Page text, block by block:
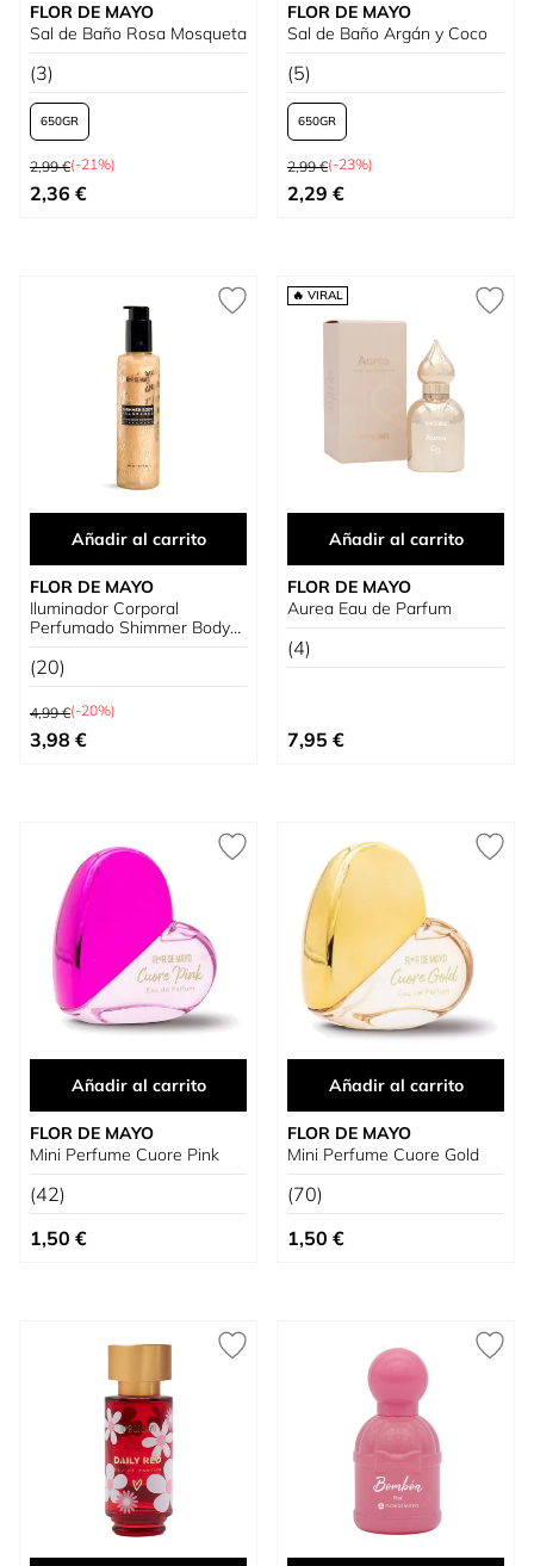
FLOR DE MAYO
Sal de Baño Rosa Mosqueta
(3)
650
Precio habitual
2,99 €(-21%)
Tan bajo como
2,36 €
FLOR DE MAYO
Sal de Baño Argán y Coco
(5)
650
Precio habitual
2,99 €(-23%)
Tan bajo como
2,29 €
Añadir al carrito
FLOR DE MAYO
Iluminador Corporal
Perfumado Shimmer Body
Fragrance
(20)
Precio habitual
4,99 €(-20%)
Precio especial
3,98 €
🔥 VIRAL
Añadir al carrito
FLOR DE MAYO
Aurea Eau de Parfum
(4)
7,95 €
Añadir al carrito
FLOR DE MAYO
Mini Perfume Cuore Pink
(42)
1,50 €
Añadir al carrito
FLOR DE MAYO
Mini Perfume Cuore Gold
(70)
1,50 €